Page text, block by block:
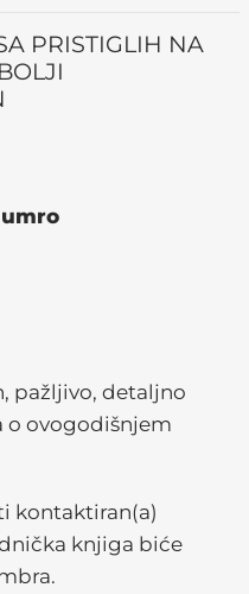
PRISTIGLIH NA
pažljivo, detaljno
o ovogodišnjem
kontaktiran(a)
knjiga biće